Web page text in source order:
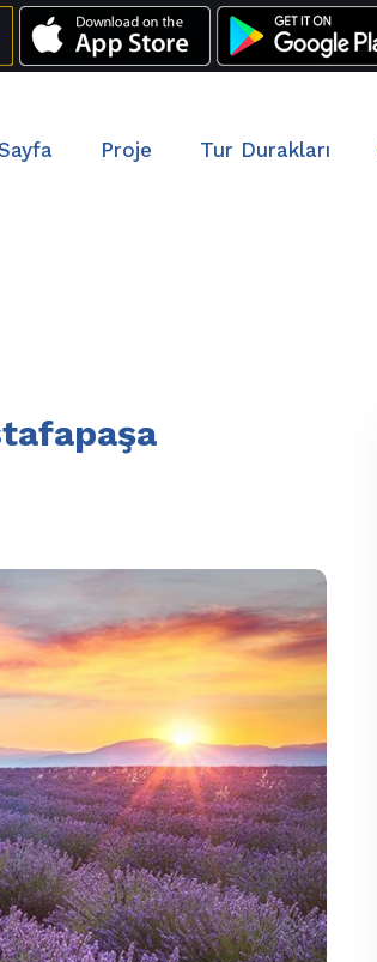
Proje Tur Durakları